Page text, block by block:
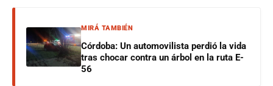
MIRÁ TAMBIÉN
Córdoba: Un automovilista perdió la vida
tras chocar contra un árbol en la ruta E-
56